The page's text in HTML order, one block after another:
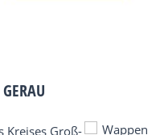
Kreises Groß-